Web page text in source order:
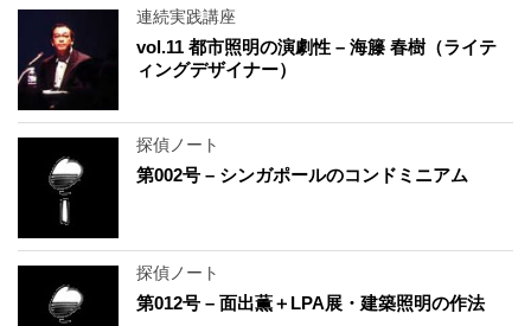
連続実践講座
vol.11 都市照明の演劇性 – 海籐 春樹（ライテ
ィングデザイナー）
探偵ノート
第002号 – シンガポールのコンドミニアム
探偵ノート
第012号 – 面出薫＋LPA展・建築照明の作法